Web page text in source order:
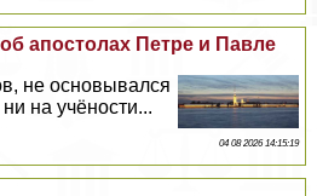
апостолах Петре и Павле
не основывался
на учёности...
04 08 2026 14:15:19